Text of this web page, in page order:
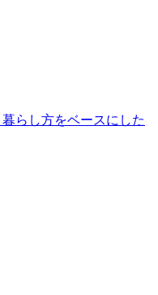
らし方をベースにした